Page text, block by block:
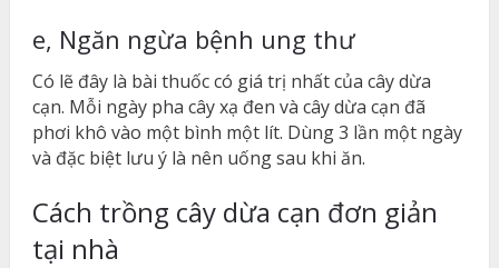
e, Ngăn ngừa bệnh ung thư
Có lẽ đây là bài thuốc có giá trị nhất của cây dừa
cạn. Mỗi ngày pha cây xạ đen và cây dừa cạn đã
phơi khô vào một bình một lít. Dùng 3 lần một ngày
và đặc biệt lưu ý là nên uống sau khi ăn.
Cách trồng cây dừa cạn đơn giản
tại nhà